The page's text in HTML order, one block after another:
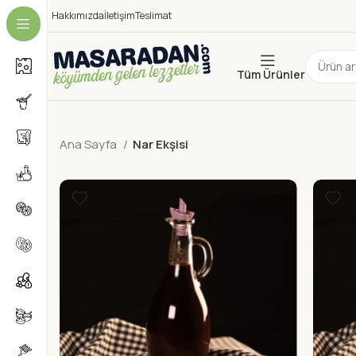
HakkımızdaİletişimTeslimat
Tüm Ürünler
Ana Sayfa Nar Ekşisi